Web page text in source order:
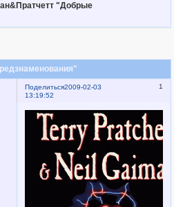
"Добрые
Поделиться 1
2009-02-03
13:19:52